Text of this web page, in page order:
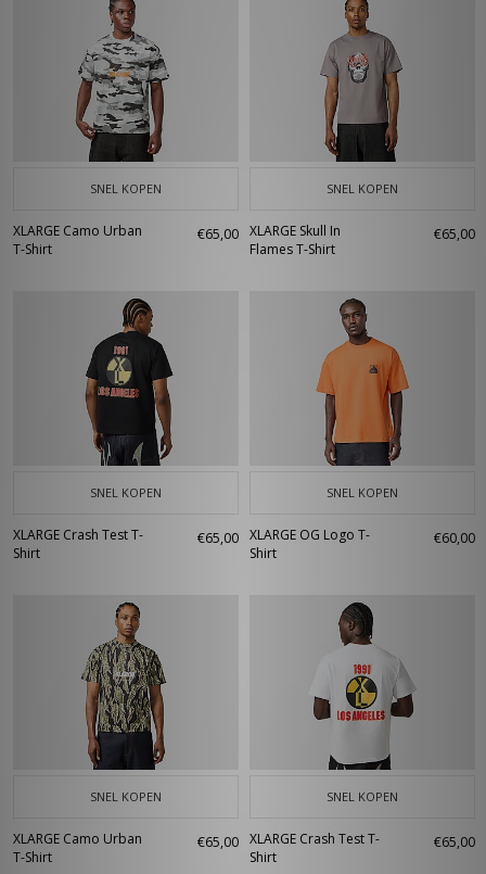
SNEL KOPEN
XLARGE Camo Urban
T-Shirt
€65,00
SNEL KOPEN
XLARGE Skull In
Flames T-Shirt
€65,00
SNEL KOPEN
XLARGE Crash Test T-
Shirt
€65,00
SNEL KOPEN
XLARGE OG Logo T-
Shirt
€60,00
SNEL KOPEN
XLARGE Camo Urban
T-Shirt
€65,00
SNEL KOPEN
XLARGE Crash Test T-
Shirt
€65,00